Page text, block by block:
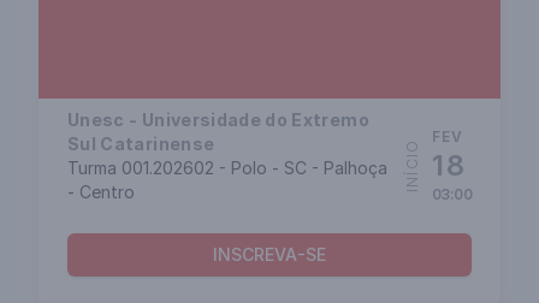
Unesc - Universidade do Extremo
Sul Catarinense
Turma 001.202602 - Polo - SC - Palhoça
- Centro
INÍCIO
FEV
18
03:00
INSCREVA-SE